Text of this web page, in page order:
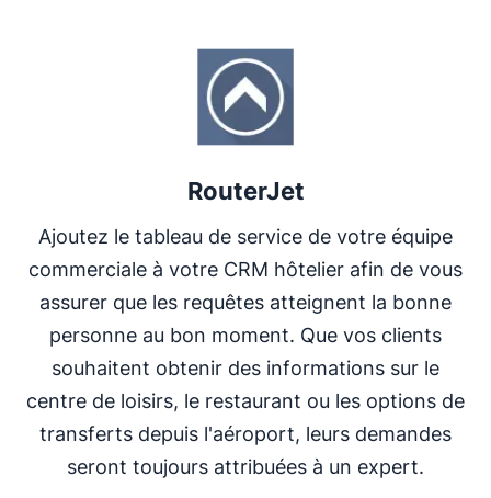
RouterJet
Ajoutez le tableau de service de votre équipe
commerciale à votre CRM hôtelier afin de vous
assurer que les requêtes atteignent la bonne
personne au bon moment. Que vos clients
souhaitent obtenir des informations sur le
centre de loisirs, le restaurant ou les options de
transferts depuis l'aéroport, leurs demandes
seront toujours attribuées à un expert.